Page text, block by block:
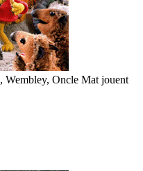
Wembley, Oncle Mat jouent